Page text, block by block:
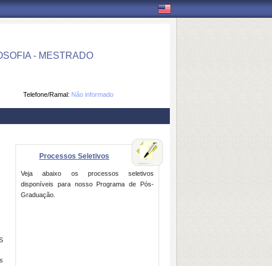
- MESTRADO
Telefone/Ramal: Não informado
Processos Seletivos
Veja abaixo os processos seletivos
disponíveis para nosso Programa de Pós-
Graduação.